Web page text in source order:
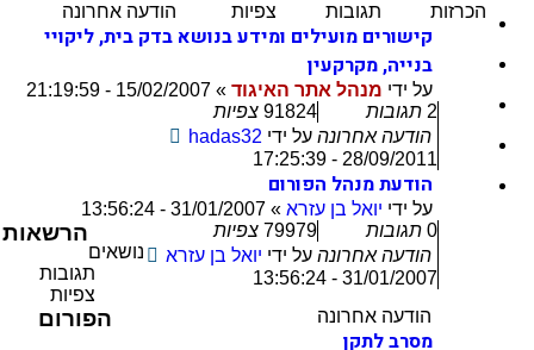
הכרזות
תגובות צפיות הודעה אחרונה
קישורים מועילים ומידע בנושא בדק בית, ליקויי
בנייה, מקרקעין
על ידי מנהל אתר האיגוד »
15/02/2007 - 21:19:59
2 תגובות 91824 צפיות
הודעה אחרונה על ידי hadas32
28/09/2011 - 17:25:39
הודעת מנהל הפורום
על ידי יואל בן עזרא »
31/01/2007 - 13:56:24
0 תגובות 79979 צפיות
הודעה אחרונה על ידי יואל בן עזרא
31/01/2007 - 13:56:24
נושאים
תגובות
צפיות
הודעה אחרונה
מסרב לתקן
הרשאות
הפורום